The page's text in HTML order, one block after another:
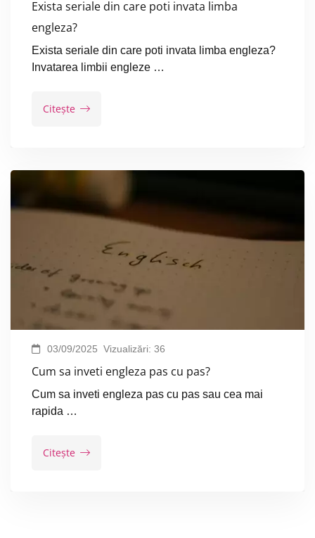
Exista seriale din care poti invata limba
engleza?
Exista seriale din care poti invata limba engleza?
Invatarea limbii engleze …
Citește
03/09/2025 Vizualizări: 36
Cum sa inveti engleza pas cu pas?
Cum sa inveti engleza pas cu pas sau cea mai
rapida …
Citește